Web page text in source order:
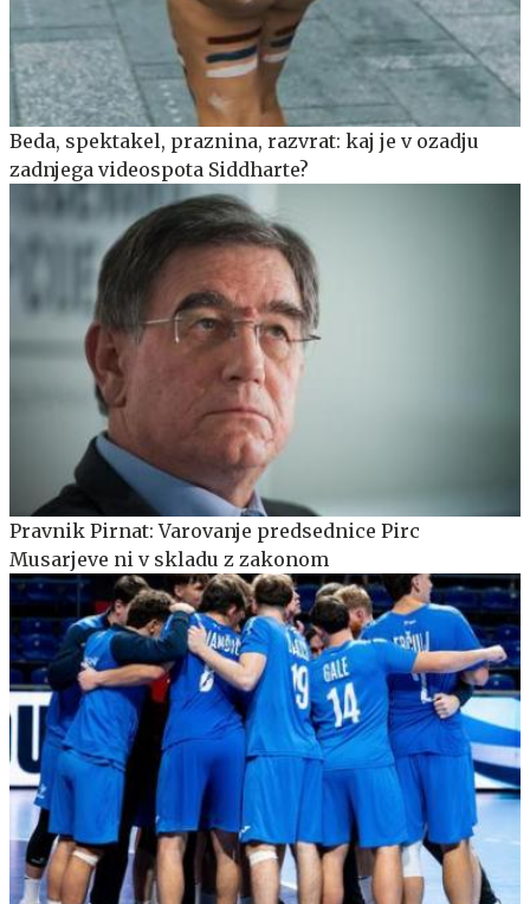
Beda, spektakel, praznina, razvrat: kaj je v ozadju
zadnjega videospota Siddharte?
Pravnik Pirnat: Varovanje predsednice Pirc
Musarjeve ni v skladu z zakonom